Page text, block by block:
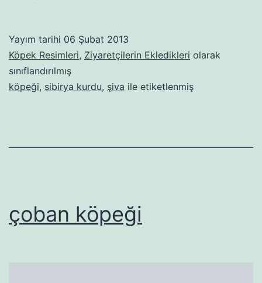
Yayım tarihi 06 Şubat 2013
Köpek Resimleri, Ziyaretçilerin Ekledikleri olarak
sınıflandırılmış
köpeği, sibirya kurdu, şiva ile etiketlenmiş
çoban köpeği